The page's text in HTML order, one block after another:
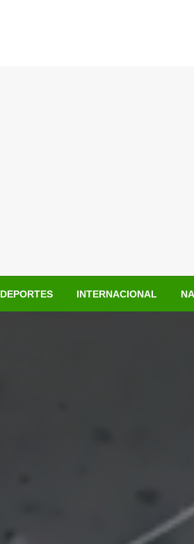
DEPORTES INTERNACIONAL